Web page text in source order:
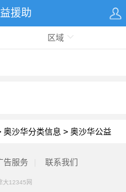
援助
区域
奥沙华分类信息 > 奥沙华公益
告服务 联系我们
大12345网